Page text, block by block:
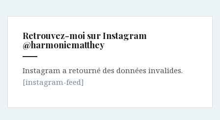
Retrouvez-moi sur Instagram
@harmoniematthey
Instagram a retourné des données invalides.
[instagram-feed]